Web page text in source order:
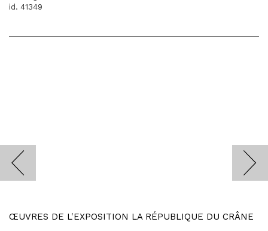
id. 41349
ŒUVRES DE L'EXPOSITION LA RÉPUBLIQUE DU CRÂNE